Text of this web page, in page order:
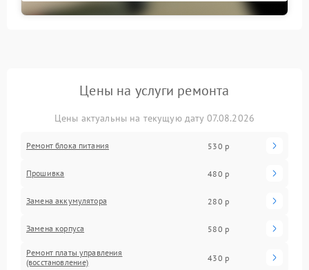
Цены на услуги ремонта
Цены актуальны на текущую дату 07.08.2026
Ремонт блока питания 530 р
Прошивка 480 р
Замена аккумулятора 280 р
Замена корпуса 580 р
Ремонт платы управления
(восстановление)
430 р